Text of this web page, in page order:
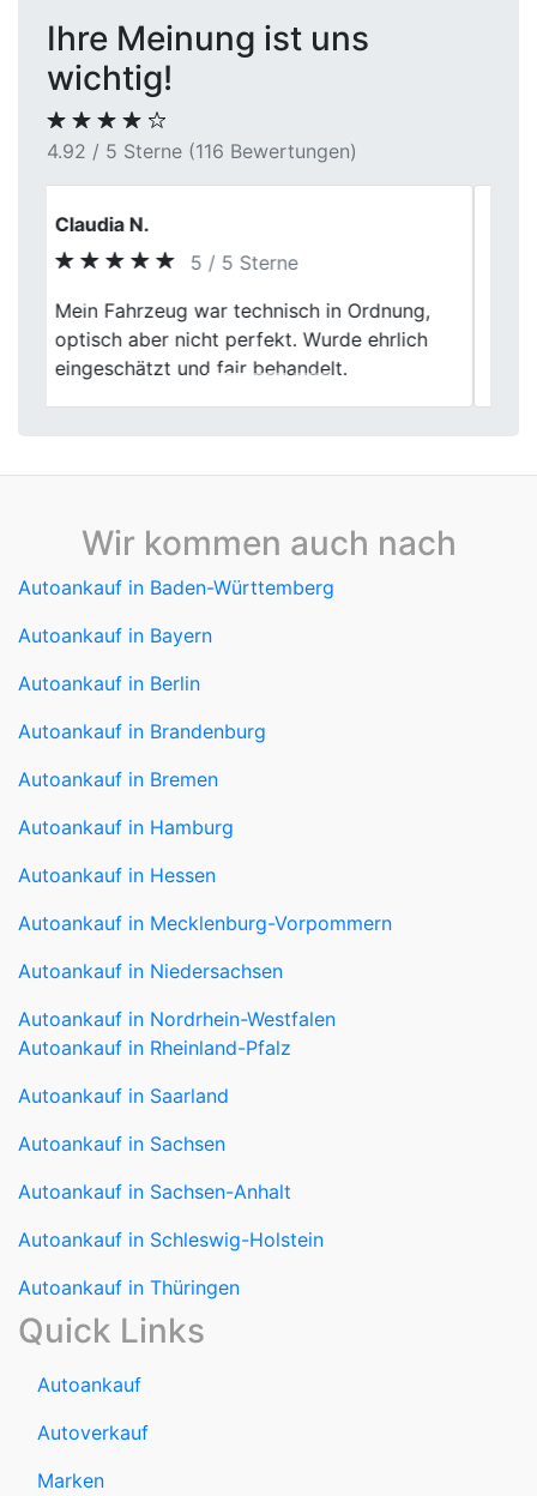
Ihre Meinung ist uns
wichtig!
4.92 / 5 Sterne (116 Bewertungen)
Jasmin S.
5 / 5 Sterne
Hab nicht viel erwartet und wurde positiv
überrascht. Hier ging der Verkauf zügig
und ohne Stress.
Previous
Wir kommen auch nach
Autoankauf in Baden-Württemberg
Autoankauf in Bayern
Autoankauf in Berlin
Autoankauf in Brandenburg
Autoankauf in Bremen
Autoankauf in Hamburg
Autoankauf in Hessen
Autoankauf in Mecklenburg-Vorpommern
Autoankauf in Niedersachsen
Autoankauf in Nordrhein-Westfalen
Autoankauf in Rheinland-Pfalz
Autoankauf in Saarland
Autoankauf in Sachsen
Autoankauf in Sachsen-Anhalt
Autoankauf in Schleswig-Holstein
Autoankauf in Thüringen
Quick Links
Autoankauf
Autoverkauf
Marken